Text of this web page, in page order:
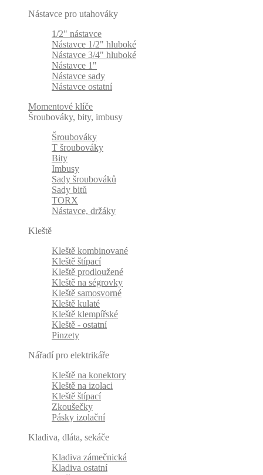
Nástavce pro utahováky
1/2" nástavce
Nástavce 1/2" hluboké
Nástavce 3/4" hluboké
Nástavce 1"
Nástavce sady
Nástavce ostatní
Momentové klíče
Šroubováky, bity, imbusy
Šroubováky
T šroubováky
Bity
Imbusy
Sady šroubováků
Sady bitů
TORX
Nástavce, držáky
Kleště
Kleště kombinované
Kleště štípací
Kleště prodloužené
Kleště na ségrovky
Kleště samosvorné
Kleště kulaté
Kleště klempířské
Kleště - ostatní
Pinzety
Nářadí pro elektrikáře
Kleště na konektory
Kleště na izolaci
Kleště štípací
Zkoušečky
Pásky izolační
Kladiva, dláta, sekáče
Kladiva zámečnická
Kladiva ostatní